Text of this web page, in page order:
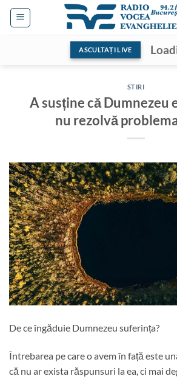
Skip
ASCULTAȚI LIVE
STIRI
A susține că Dumnezeu
nu rezolvă
De ce îngăduie Dumnezeu suferința?
Întrebarea pe care o avem în față este
că nu ar exista răspunsuri la ea, ci mai